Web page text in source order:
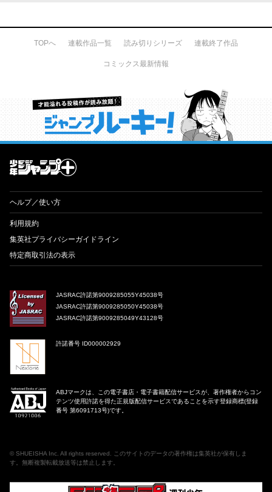
TOPへ 連載作品一覧 読み切りシリーズ 連載終了作品
コミックス最新情報
才能溢れる投稿作が読み放題！ ジャンプルーキー！
ヘルプ／使い方
利用規約
集英社プライバシーガイドライン
特定商取引法の表示
JASRAC許諾第9009285055Y45038号
JASRAC許諾第9009285050Y45038号
JASRAC許諾第9009285049Y43128号
許諾番号 ID000002929
ABJマークは、この電子書店・電子書籍配信サービスが、著作権者からコン
テンツ使用許諾を得た正規版配信サービスであることを示す登録商標(登録
番号 第6091713号)です。
© SHUEISHA Inc . All rights reserved. このサイトのデータの著作権は集英社が保有しま
す。無断複製転載放送等は禁止します。